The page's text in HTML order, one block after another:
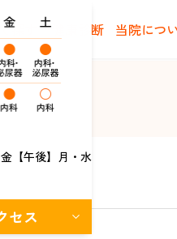
【午後】月・水
セス
探す 健康診断 当院につ